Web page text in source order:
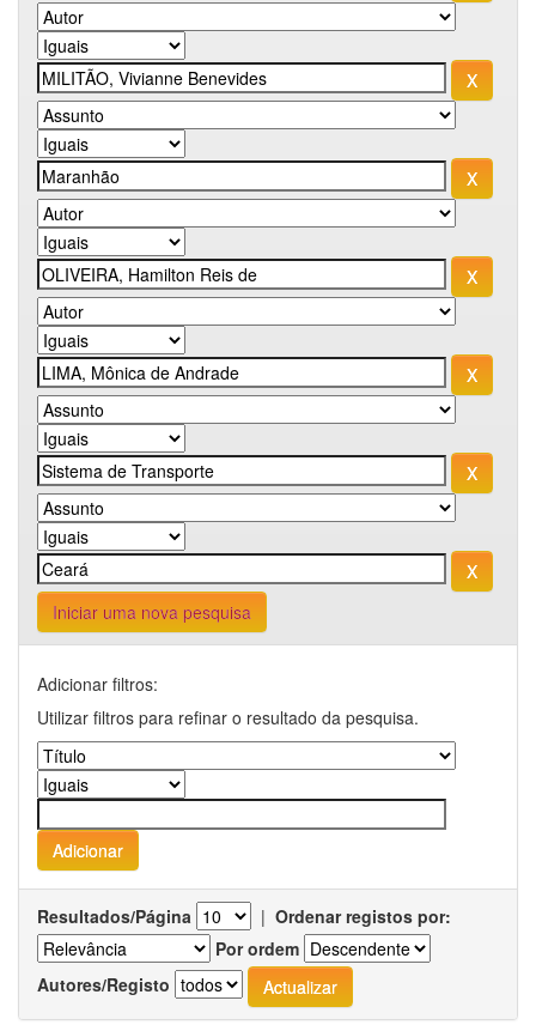
Iniciar uma nova pesquisa
Adicionar filtros:
Utilizar filtros para refinar o resultado da pesquisa.
Resultados/Página | Ordenar registos por:
Por ordem
Autores/Registo